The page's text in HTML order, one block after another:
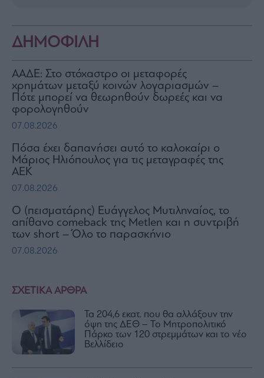
ΣΧΕΤΙΚΑ ΑΡΘΡΑ
Τα 204,6 εκατ. που θα αλλάξουν την
όψη της ΔΕΘ – Το Μητροπολιτικό
Πάρκο των 120 στρεμμάτων και το νέο
Βελλίδειο
ΔΗΜΟΦΙΛΗ
ΑΑΔΕ: Στο στόχαστρο οι μεταφορές
χρημάτων μεταξύ κοινών λογαριασμών –
Πότε μπορεί να θεωρηθούν δωρεές και να
φορολογηθούν
07.08.2026
Πόσα έχει δαπανήσει αυτό το καλοκαίρι ο
Μάριος Ηλιόπουλος για τις μεταγραφές της
ΑΕΚ
07.08.2026
Ο (πεισματάρης) Ευάγγελος Μυτιληναίος, το
απίθανο comeback της Μetlen και η συντριβή
των short – Όλο το παρασκήνιο
07.08.2026